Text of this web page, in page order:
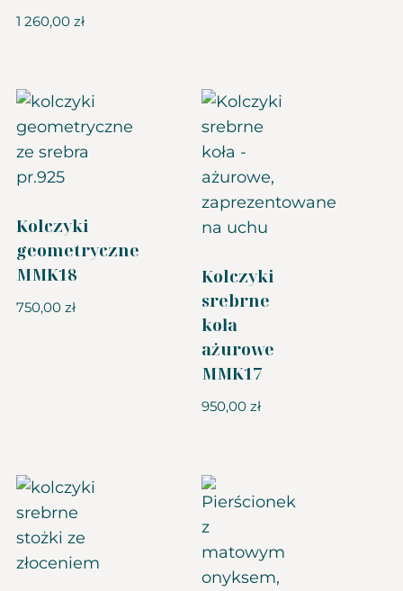
1 260,00 zł
Kolczyki
geometryczne
MMK18
750,00 zł
Kolczyki
srebrne
koła
ażurowe
MMK17
950,00 zł